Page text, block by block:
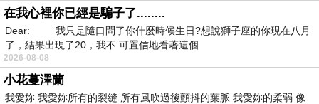
,mamibuy,mamibuy華人第一嬰兒用品推薦網
站,mamibuy新手爸媽勸敗團,mamibuy嬰兒用品
推薦網,mamibuy 喜舖,mamibuy寶貝特
店,mamibuy網站,mamibuy限定版母子手
帳,mamibuy媽咪敗,mamibuy寶貝特店(好雞婆)
在我心裡你已經是騙子了........
Dear: 我只是隨口問了你什麼時候生日?想說獅子座的你現在八月
了，結果出現了20，我不 可置信地看著這個
2026-08-08
小花蔓澤蘭
我愛妳 我愛妳所有的裂縫 所有風吹過後顫抖的葉脈 我愛妳的柔弱 像